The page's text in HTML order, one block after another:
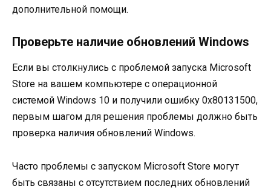
дополнительной помощи.
Проверьте наличие обновлений Windows
Если вы столкнулись с проблемой запуска Microsoft
Store на вашем компьютере с операционной
системой Windows 10 и получили ошибку 0x80131500,
первым шагом для решения проблемы должно быть
проверка наличия обновлений Windows.
Часто проблемы с запуском Microsoft Store могут
быть связаны с отсутствием последних обновлений